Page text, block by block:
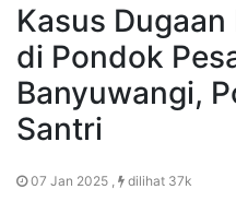
Kasus
di Pondok
Banyuwangi,
Santri
07 Jan 2025 , dilihat 37k